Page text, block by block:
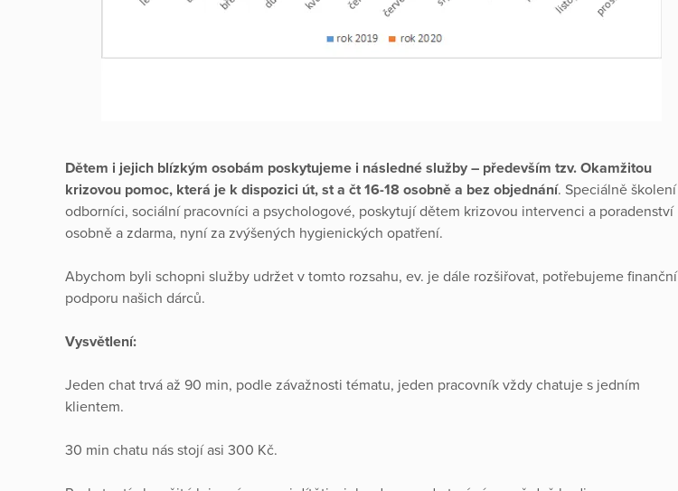
Dětem i jejich blízkým osobám poskytujeme i následné služby – především tzv. Okamžitou
krizovou pomoc, která je k dispozici út, st a čt 16-18 osobně a bez objednání. Speciálně školení
odborníci, sociální pracovníci a psychologové, poskytují dětem krizovou intervenci a poradenství
osobně a zdarma, nyní za zvýšených hygienických opatření.
Abychom byli schopni služby udržet v tomto rozsahu, ev. je dále rozšiřovat, potřebujeme finanční
podporu našich dárců.
Vysvětlení:
Jeden chat trvá až 90 min, podle závažnosti tématu, jeden pracovník vždy chatuje s jedním
klientem.
30 min chatu nás stojí asi 300 Kč.